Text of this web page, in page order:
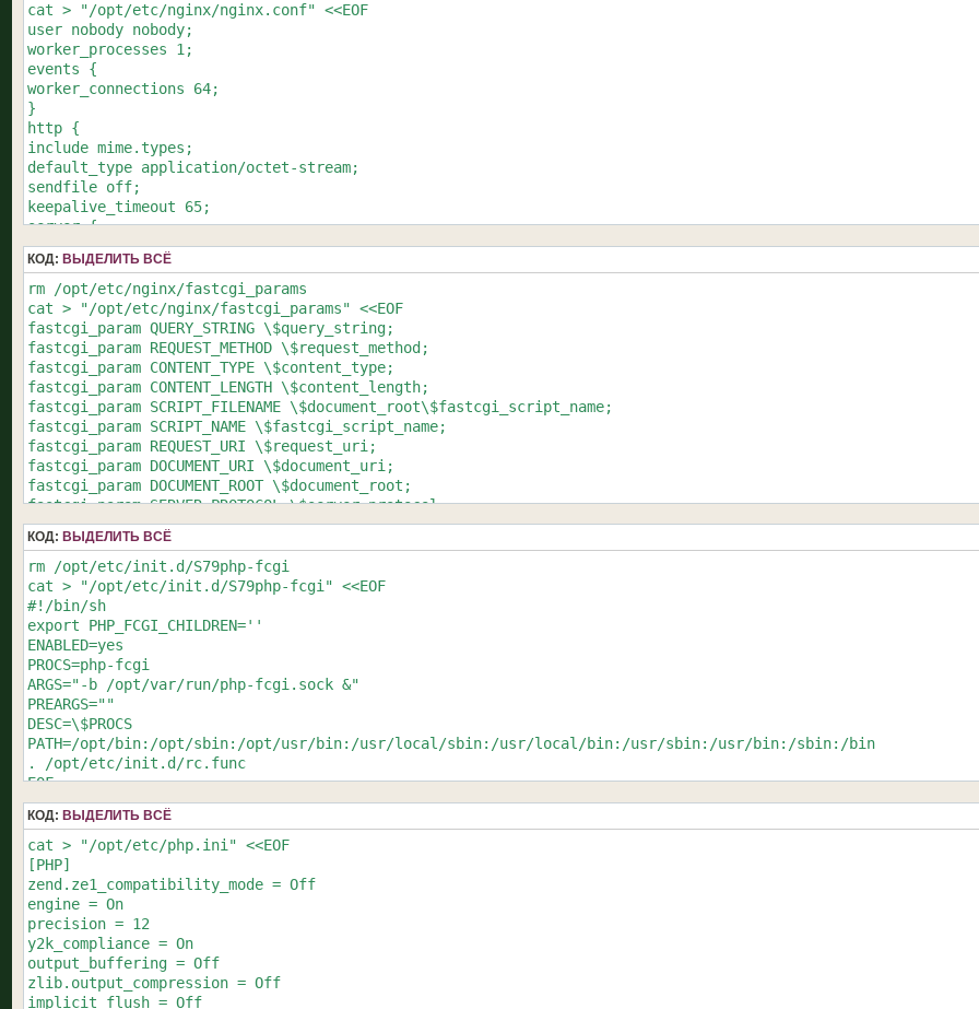
cat > "/opt/etc/nginx/nginx.conf" <<EOF
user nobody nobody;
worker_processes 1;
events {
worker_connections 64;
}
http {
include mime.types;
default_type application/octet-stream;
sendfile off;
keepalive_timeout 65;
server {
listen 88;
server_name localhost;
charset utf-8;
location / {
root /opt/share/www;
index index.php index.html index.htm;
}
error_page 404 /404.html;
error_page 403 /403.html;
error_page 500 502 503 504 /50x.html;
location = /50x.html {
root /opt/share/nginx/html;
}
location ~ \.php\$ {
root /opt/share/www;
fastcgi_pass unix:/opt/var/run/php-fcgi.sock;
fastcgi_index index.php;
include fastcgi_params;
}
location ~ /\.ht {
deny all;
}
}
}
КОД: ВЫДЕЛИТЬ ВСЁ
rm /opt/etc/nginx/fastcgi_params
cat > "/opt/etc/nginx/fastcgi_params" <<EOF
fastcgi_param QUERY_STRING \$query_string;
fastcgi_param REQUEST_METHOD \$request_method;
fastcgi_param CONTENT_TYPE \$content_type;
fastcgi_param CONTENT_LENGTH \$content_length;
fastcgi_param SCRIPT_FILENAME \$document_root\$fastcgi_script_name;
fastcgi_param SCRIPT_NAME \$fastcgi_script_name;
fastcgi_param REQUEST_URI \$request_uri;
fastcgi_param DOCUMENT_URI \$document_uri;
fastcgi_param DOCUMENT_ROOT \$document_root;
fastcgi_param SERVER_PROTOCOL \$server_protocol;
fastcgi_param REQUEST_SCHEME \$scheme;
fastcgi_param HTTPS \$https if_not_empty;
fastcgi_param GATEWAY_INTERFACE CGI/1.1;
fastcgi_param SERVER_SOFTWARE nginx/\$nginx_version;
fastcgi_param REMOTE_ADDR \$remote_addr;
fastcgi_param REMOTE_PORT \$remote_port;
fastcgi_param SERVER_ADDR \$server_addr;
fastcgi_param SERVER_PORT \$server_port;
fastcgi_param SERVER_NAME \$server_name;
fastcgi_param REDIRECT_STATUS 200;
КОД: ВЫДЕЛИТЬ ВСЁ
rm /opt/etc/init.d/S79php-fcgi
cat > "/opt/etc/init.d/S79php-fcgi" <<EOF
#!/bin/sh
export PHP_FCGI_CHILDREN=''
ENABLED=yes
PROCS=php-fcgi
ARGS="-b /opt/var/run/php-fcgi.sock &"
PREARGS=""
DESC=\$PROCS
PATH=/opt/bin:/opt/sbin:/opt/usr/bin:/usr/local/sbin:/usr/local/bin:/usr/sbin:/usr/bin:/sbin:/bin
. /opt/etc/init.d/rc.func
EOF
КОД: ВЫДЕЛИТЬ ВСЁ
cat > "/opt/etc/php.ini" <<EOF
[PHP]
zend.ze1_compatibility_mode = Off
engine = On
precision = 12
y2k_compliance = On
output_buffering = Off
zlib.output_compression = Off
implicit_flush = Off